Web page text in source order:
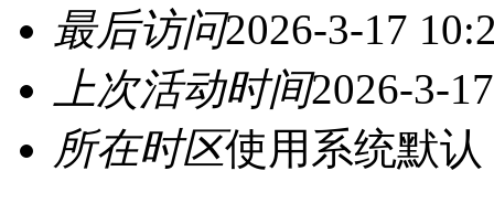
最后访问2026-3-17
上次活动时间2026-3-
所在时区使用系统默认